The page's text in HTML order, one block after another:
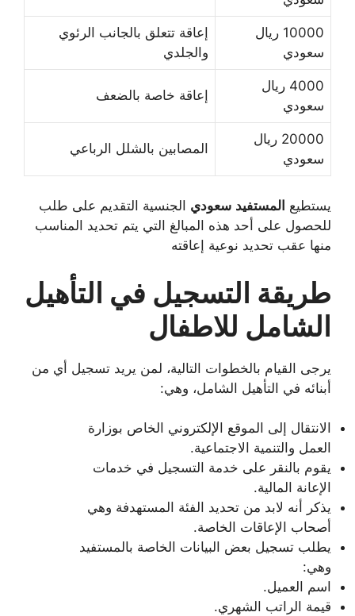
10000 ريال
سعودي
إعاقة تتعلق بالجانب الرئوي
والجلدي
4000 ريال
سعودي
إعاقة خاصة بالضعف
20000 ريال
سعودي
المصابين بالشلل الرباعي
يستطيع المستفيد سعودي الجنسية التقديم على طلب
للحصول على أحد هذه المبالغ التي يتم تحديد المناسب
منها عقب تحديد نوعية إعاقته
طريقة التسجيل في التأهيل
الشامل للاطفال
يرجى القيام بالخطوات التالية، لمن يريد تسجيل أي من
أبنائه في التأهيل الشامل، وهي:
الانتقال إلى الموقع الإلكتروني الخاص بوزارة
العمل والتنمية الاجتماعية.
يقوم بالنقر على خدمة التسجيل في خدمات
الإعانة المالية.
يذكر أنه لابد من تحديد الفئة المستهدفة وهي
أصحاب الإعاقات الخاصة.
يطلب تسجيل بعض البيانات الخاصة بالمستفيد
وهي:
اسم العميل.
قيمة الراتب الشهري.